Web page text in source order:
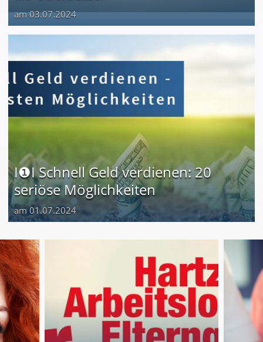
am 03.07.2024
I❶I Schnell Geld verdienen: 20
seriöse Möglichkeiten
am 01.07.2024